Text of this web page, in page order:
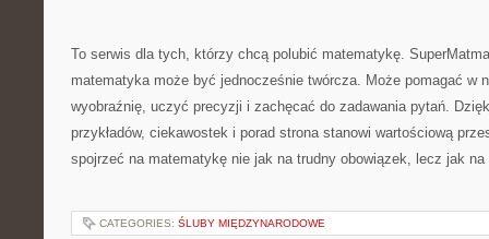
To serwis dla tych, którzy chcą polubić matematykę.
matematyka może być jednocześnie twórcza. Może pomagać w
wyobraźnię, uczyć precyzji i zachęcać do zadawania pytań.
przykładów, ciekawostek i porad strona stanowi wartościową
spojrzeć na matematykę nie jak na trudny obowiązek, lecz jak
CATEGORIES: ŚLUBY MIĘDZYNARODOWE